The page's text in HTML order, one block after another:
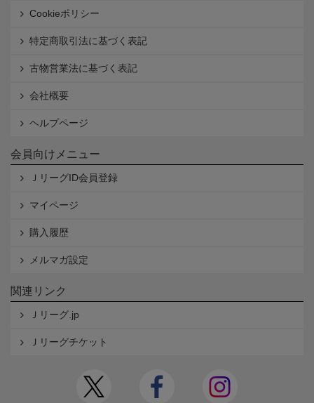
Cookieポリシー
特定商取引法に基づく表記
古物営業法に基づく表記
会社概要
ヘルプページ
会員向けメニュー
ＪリーグID会員登録
マイページ
購入履歴
メルマガ設定
関連リンク
Ｊリーグ.jp
Ｊリーグチケット